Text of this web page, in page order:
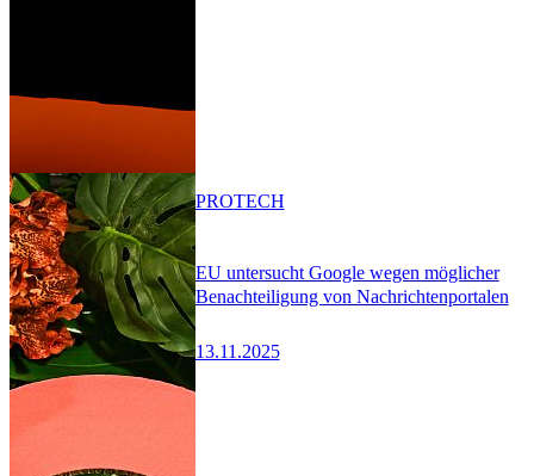
EU untersucht Google wegen möglicher
Benachteiligung von Nachrichtenportalen
13.11.2025
PROTECH